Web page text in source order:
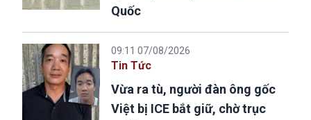
Quốc
09:11 07/08/2026
Tin Tức
Vừa ra tù, người đàn ông gốc
Việt bị ICE bắt giữ, chờ trục